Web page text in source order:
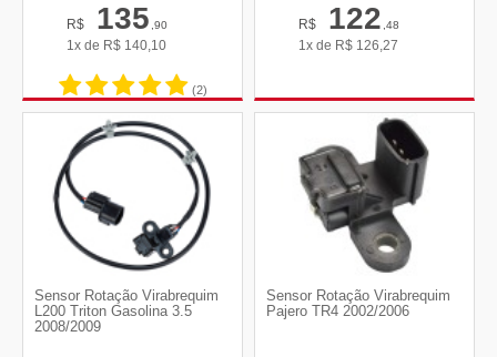
R$ 135,90
1x de R$ 140,10
(2)
R$ 122,48
1x de R$ 126,27
Sensor Rotação Virabrequim
L200 Triton Gasolina 3.5
2008/2009
Sensor Rotação Virabrequim
Pajero TR4 2002/2006